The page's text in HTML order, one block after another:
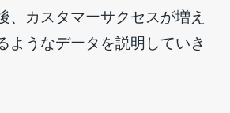
、カスタマーサクセスが増え
ようなデータを説明していき